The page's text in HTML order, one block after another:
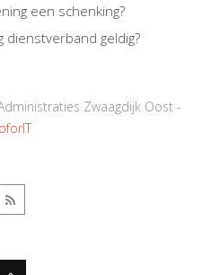
een schenking?
dienstverband geldig?
Zwaagdijk Oost -